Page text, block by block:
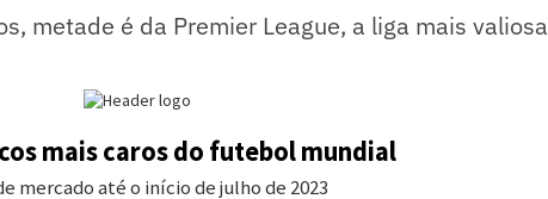
metade é da Premier League, a liga mais valiosa